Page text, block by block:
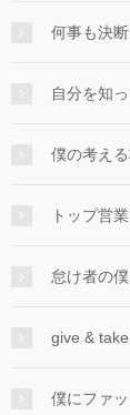
何事も決
自分を知
僕の考え
トップ営
怠け者の
give &
僕にファ